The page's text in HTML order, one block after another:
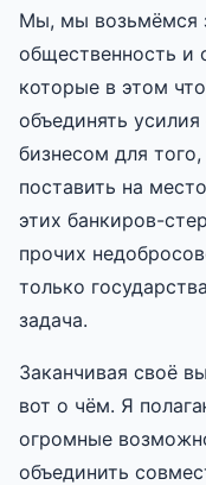
Мы, мы возьмёмся
общественность и
которые в этом
объединять
бизнесом для
поставить на
этих банкиров-
прочих
только
задача.
Заканчивая своё
вот о чём. Я
огромные
объединить